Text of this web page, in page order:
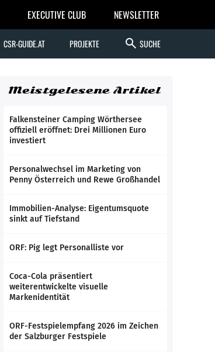
EXECUTIVE CLUB NEWSLETTER
CSR-GUIDE.AT PROJEKTE search SUCHE
Meistgelesene Artikel
Falkensteiner Camping Wörthersee
offiziell eröffnet: Drei Millionen Euro
investiert
Personalwechsel im Marketing von
Penny Österreich und Rewe Großhandel
Immobilien-Analyse: Eigentumsquote
sinkt auf Tiefstand
ORF: Pig legt Personalliste vor
Coca-Cola präsentiert
weiterentwickelte visuelle
Markenidentität
ORF-Festspielempfang 2026 im Zeichen
der Salzburger Festspiele